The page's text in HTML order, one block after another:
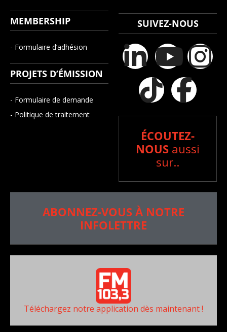
MEMBERSHIP
- Formulaire d’adhésion
PROJETS D’ÉMISSION
- Formulaire de demande
- Politique de traitement
SUIVEZ-NOUS
ÉCOUTEZ-
NOUS aussi
sur..
ABONNEZ-VOUS À NOTRE
INFOLETTRE
Téléchargez notre application dès maintenant !